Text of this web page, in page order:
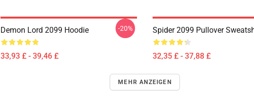
Demon Lord 2099 Hoodie
33,93 £ - 39,46 £
-20% Spider 2099 Pullover
32,35 £ - 37,88 £
MEHR ANZEIGEN